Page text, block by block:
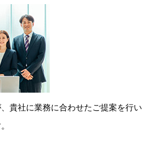
貴社に業務に合わせたご提案を行い